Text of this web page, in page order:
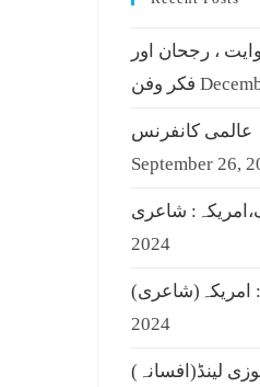
، رجحان اور
فکر وفن
عالمی کانفرنس
September 26,
شاعری
2024
امریکہ(شاعری)
2024
لینڈ(افسانہ)